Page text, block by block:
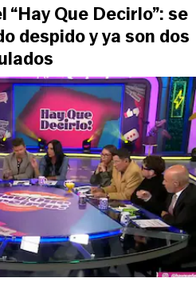
Que Decirlo”: se
despido y ya son dos